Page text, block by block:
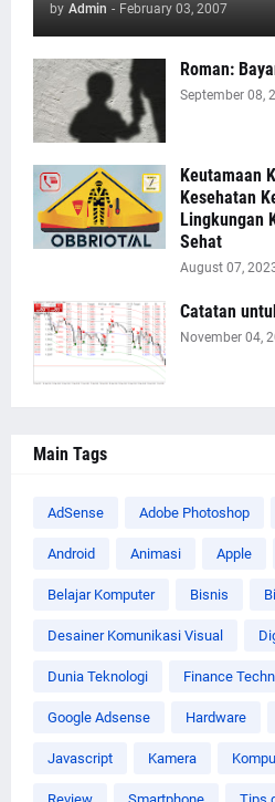
by Admin - February 03, 2007
Roman:
September 08,
Keutamaan
Kesehatan
Lingkungan
Sehat
August 07,
Catatan
November 04,
Main Tags
AdSense Adobe Photoshop
Android Animasi Apple
Belajar Komputer Bisnis
Desainer Komunikasi Visual
Dunia Teknologi Finance
Google Adsense Hardware
Javascript Kamera